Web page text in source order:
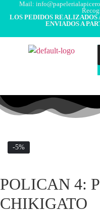
Mail:
LOS PEDIDOS REALIZADOS
ENVIADOS A
-5%
POLICAN 4:
CHIKIGATO